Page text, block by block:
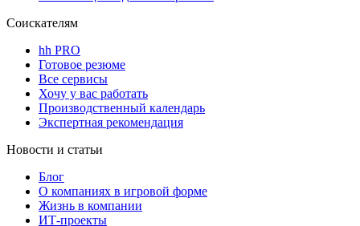
Соискателям
hh PRO
Готовое резюме
Все сервисы
Хочу у вас работать
Производственный календарь
Экспертная рекомендация
Новости и статьи
Блог
О компаниях в игровой форме
Жизнь в компании
ИТ-проекты